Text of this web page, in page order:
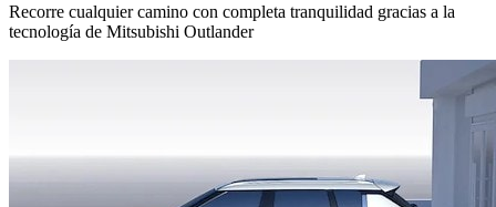
Recorre cualquier camino con completa tranquilidad gracias a la
tecnología de Mitsubishi Outlander